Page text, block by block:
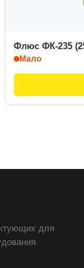
Флюс ФК-235
Мало
для